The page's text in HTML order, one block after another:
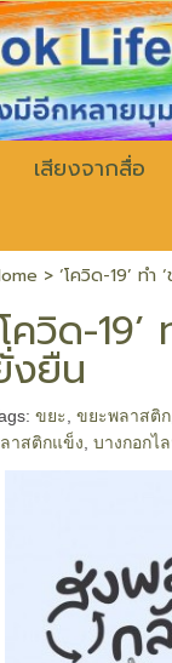
เสียงจากสื่อ
> ‘โควิด-19’ ท
โควิด-
งยืน
ขยะ ,ขยะพลาสติก
าสติกแข็ง ,บางกอกไ